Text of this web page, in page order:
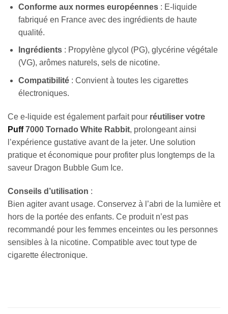
Conforme aux normes européennes: E-liquide
fabriqué en France avec des ingrédients de haute
qualité.
Ingrédients: Propylène glycol (PG), glycérine végétale
(VG), arômes naturels, sels de nicotine.
Compatibilité: Convient à toutes les cigarettes
électroniques.
Ce e-liquide est également parfait pour réutiliser votre
Puff7000 Tornado White Rabbit, prolongeant ainsi
l’expérience gustative avant de la jeter. Une solution
pratique et économique pour profiter plus longtemps de la
saveur Dragon Bubble Gum Ice.
Conseils d’utilisation :
Bien agiter avant usage. Conservez à l’abri de la lumière et
hors de la portée des enfants. Ce produit n’est pas
recommandé pour les femmes enceintes ou les personnes
sensibles à la nicotine. Compatible avec tout type de
cigarette électronique.